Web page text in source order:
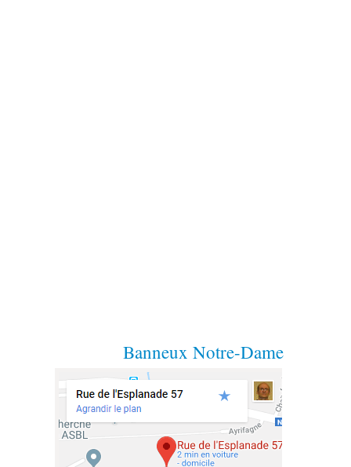
Banneux Notre-Dame